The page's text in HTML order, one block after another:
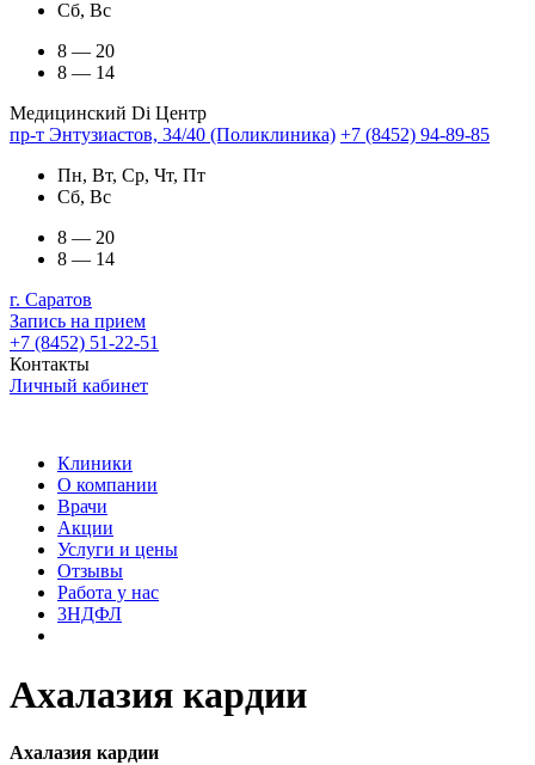
Сб, Вс
8 — 20
8 — 14
Медицинский Di Центр
пр-т Энтузиастов, 34/40 (Поликлиника) +7 (8452) 94-89-85
Пн, Вт, Ср, Чт, Пт
Сб, Вс
8 — 20
8 — 14
г. Саратов
Запись на прием
+7 (8452) 51-22-51
Контакты
Личный кабинет
Клиники
О компании
Врачи
Акции
Услуги и цены
Отзывы
Работа у нас
3НДФЛ
Ахалазия кардии
Ахалазия кардии